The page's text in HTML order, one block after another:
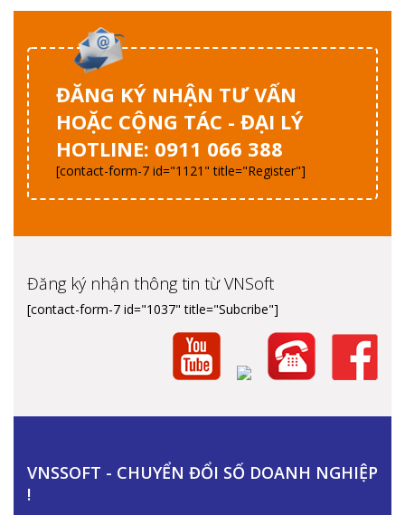
ĐĂNG KÝ NHẬN TƯ VẤN
HOẶC CỘNG TÁC - ĐẠI LÝ
HOTLINE: 0911 066 388
[contact-form-7 id="1121" title="Register"]
Đăng ký nhận thông tin từ VNSoft
[contact-form-7 id="1037" title="Subcribe"]
VNSSOFT - CHUYỂN ĐỔI SỐ DOANH NGHIỆP
!